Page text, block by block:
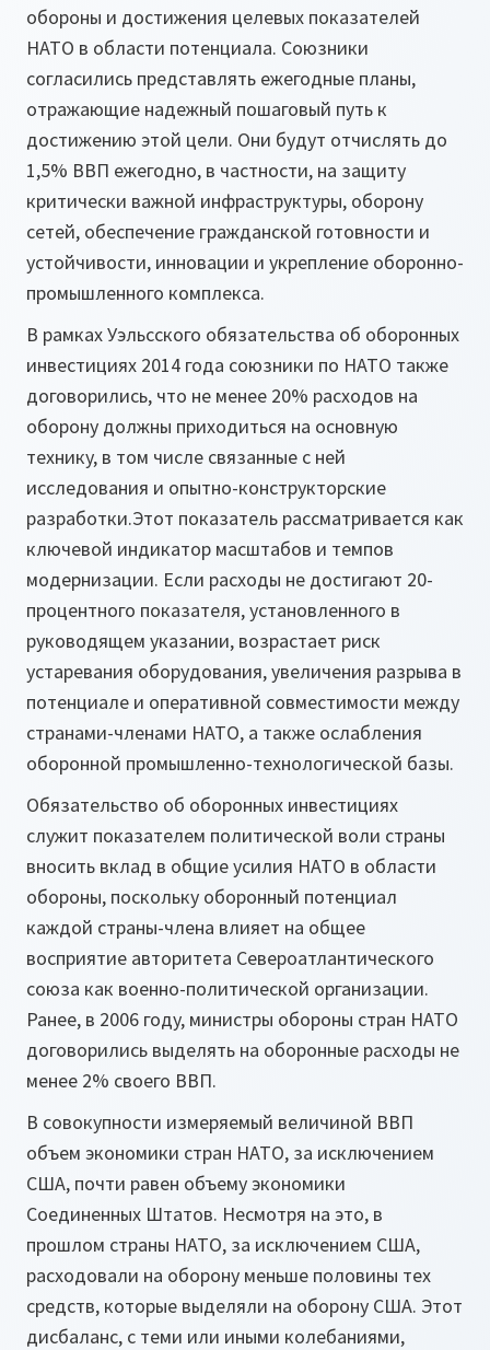
обороны и достижения целевых показателей
НАТО в области потенциала. Союзники
согласились представлять ежегодные планы,
отражающие надежный пошаговый путь к
достижению этой цели. Они будут отчислять до
1,5% ВВП ежегодно, в частности, на защиту
критически важной инфраструктуры, оборону
сетей, обеспечение гражданской готовности и
устойчивости, инновации и укрепление оборонно-
промышленного комплекса.
В рамках Уэльсского обязательства об оборонных
инвестициях 2014 года союзники по НАТО также
договорились, что не менее 20% расходов на
оборону должны приходиться на основную
технику, в том числе связанные с ней
исследования и опытно-конструкторские
разработки.Этот показатель рассматривается как
ключевой индикатор масштабов и темпов
модернизации. Если расходы не достигают 20-
процентного показателя, установленного в
руководящем указании, возрастает риск
устаревания оборудования, увеличения разрыва в
потенциале и оперативной совместимости между
странами-членами НАТО, а также ослабления
оборонной промышленно-технологической базы.
Обязательство об оборонных инвестициях
служит показателем политической воли страны
вносить вклад в общие усилия НАТО в области
обороны, поскольку оборонный потенциал
каждой страны-члена влияет на общее
восприятие авторитета Североатлантического
союза как военно-политической организации.
Ранее, в 2006 году, министры обороны стран НАТО
договорились выделять на оборонные расходы не
менее 2% своего ВВП.
В совокупности измеряемый величиной ВВП
объем экономики стран НАТО, за исключением
США, почти равен объему экономики
Соединенных Штатов. Несмотря на это, в
прошлом страны НАТО, за исключением США,
расходовали на оборону меньше половины тех
средств, которые выделяли на оборону США. Этот
дисбаланс, с теми или иными колебаниями,